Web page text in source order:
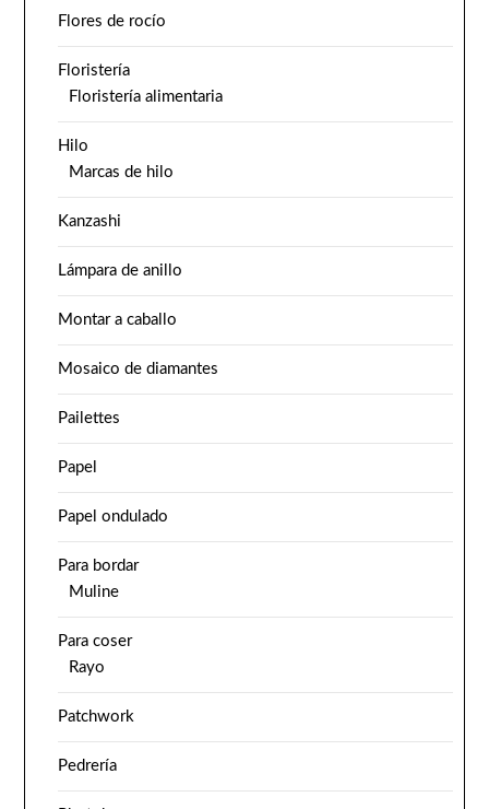
Flores de rocío
Floristería
Floristería alimentaria
Hilo
Marcas de hilo
Kanzashi
Lámpara de anillo
Montar a caballo
Mosaico de diamantes
Pailettes
Papel
Papel ondulado
Para bordar
Muline
Para coser
Rayo
Patchwork
Pedrería